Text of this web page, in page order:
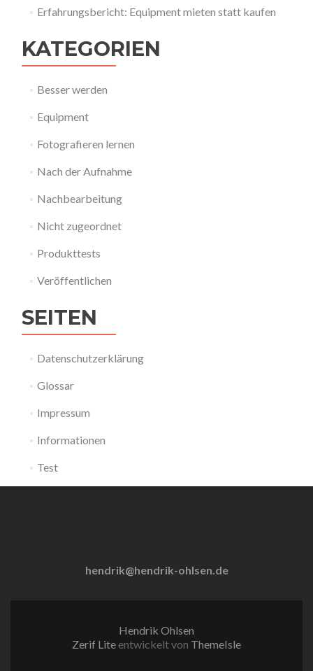
Erfahrungsbericht: Equipment mieten statt kaufen
KATEGORIEN
Besser werden
Equipment
Fotografieren lernen
Nach der Aufnahme
Nachbearbeitung
Nicht zugeordnet
Produkttests
Veröffentlichen
SEITEN
Datenschutzerklärung
Glossar
Impressum
Informationen
Test
hendrik@hendrik-ohlsen.de
Hendrik Ohlsen
Zerif Lite entwickelt von ThemeIsle